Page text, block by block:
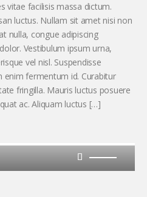
vitae facilisis massa dictum.
luctus. Nullam sit amet nisi non
nulla, congue adipiscing
Vestibulum ipsum urna,
vel nisl. Suspendisse
enim fermentum id. Curabitur
fringilla. Mauris luctus posuere
ac. Aliquam luctus […]